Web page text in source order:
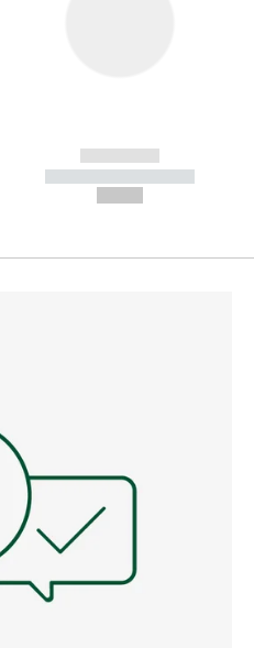
------------
----------- -----------